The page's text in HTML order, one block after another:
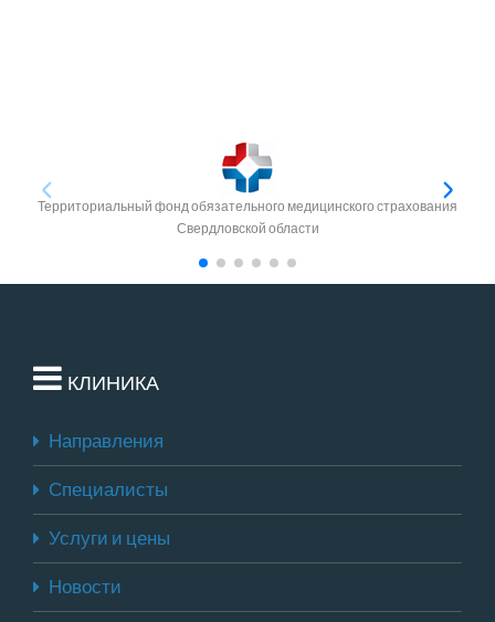
Территориальный фонд обязательного медицинского страхования
Свердловской области
КЛИНИКА
Направления
Специалисты
Услуги и цены
Новости